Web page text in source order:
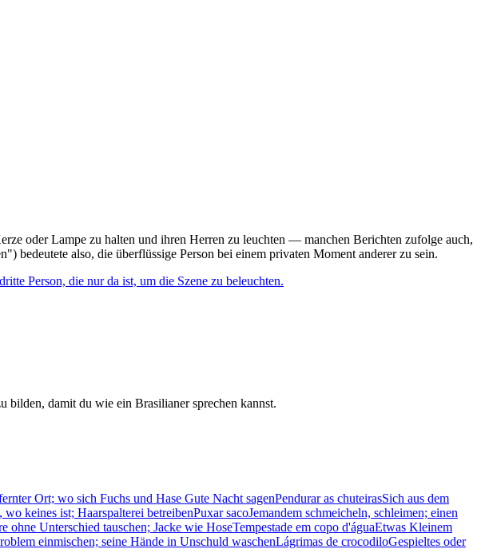
oder Lampe zu halten und ihren Herren zu leuchten — manchen Berichten zufolge auch,
bedeutete also, die überflüssige Person bei einem privaten Moment anderer zu sein.
Person, die nur da ist, um die Szene zu beleuchten.
bilden, damit du wie ein Brasilianer sprechen kannst.
Ort; wo sich Fuchs und Hase Gute Nacht sagenPendurar as chuteirasSich aus dem
wo keines ist; Haarspalterei betreibenPuxar sacoJemandem schmeicheln, schleimen; einen
ohne Unterschied tauschen; Jacke wie HoseTempestade em copo d'águaEtwas Kleinem
einmischen; seine Hände in Unschuld waschenLágrimas de crocodiloGespieltes oder